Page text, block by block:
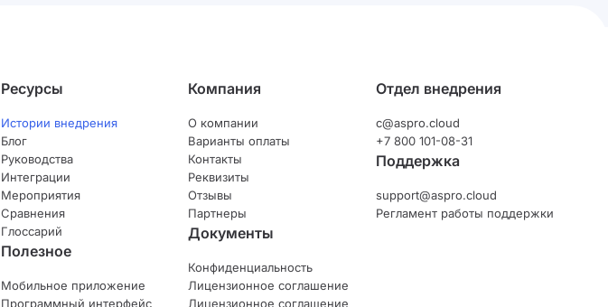
Ресурсы
Истории внедрения
Блог
Руководства
Интеграции
Мероприятия
Сравнения
Глоссарий
Полезное
Мобильное приложение
Программный интерфейс
Компания
О компании
Варианты оплаты
Контакты
Реквизиты
Отзывы
Партнеры
Документы
Конфиденциальность
Лицензионное соглашение
Лицензионное соглашение
Отдел внедрения
c@aspro.cloud
+7 800 101-08-31
Поддержка
support@aspro.cloud
Регламент работы поддержки